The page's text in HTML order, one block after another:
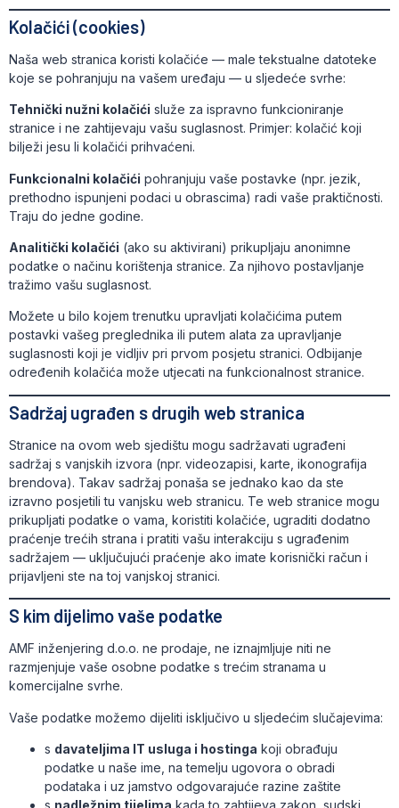
Kolačići (cookies)
Naša web stranica koristi kolačiće — male tekstualne datoteke
koje se pohranjuju na vašem uređaju — u sljedeće svrhe:
Tehnički nužni kolačići služe za ispravno funkcioniranje
stranice i ne zahtijevaju vašu suglasnost. Primjer: kolačić koji
bilježi jesu li kolačići prihvaćeni.
Funkcionalni kolačići pohranjuju vaše postavke (npr. jezik,
prethodno ispunjeni podaci u obrascima) radi vaše praktičnosti.
Traju do jedne godine.
Analitički kolačići (ako su aktivirani) prikupljaju anonimne
podatke o načinu korištenja stranice. Za njihovo postavljanje
tražimo vašu suglasnost.
Možete u bilo kojem trenutku upravljati kolačićima putem
postavki vašeg preglednika ili putem alata za upravljanje
suglasnosti koji je vidljiv pri prvom posjetu stranici. Odbijanje
određenih kolačića može utjecati na funkcionalnost stranice.
Sadržaj ugrađen s drugih web stranica
Stranice na ovom web sjedištu mogu sadržavati ugrađeni
sadržaj s vanjskih izvora (npr. videozapisi, karte, ikonografija
brendova). Takav sadržaj ponaša se jednako kao da ste
izravno posjetili tu vanjsku web stranicu. Te web stranice mogu
prikupljati podatke o vama, koristiti kolačiće, ugraditi dodatno
praćenje trećih strana i pratiti vašu interakciju s ugrađenim
sadržajem — uključujući praćenje ako imate korisnički račun i
prijavljeni ste na toj vanjskoj stranici.
S kim dijelimo vaše podatke
AMF inženjering d.o.o. ne prodaje, ne iznajmljuje niti ne
razmjenjuje vaše osobne podatke s trećim stranama u
komercijalne svrhe.
Vaše podatke možemo dijeliti isključivo u sljedećim slučajevima:
s davateljima IT usluga i hostinga koji obrađuju
podatke u naše ime, na temelju ugovora o obradi
podataka i uz jamstvo odgovarajuće razine zaštite
s nadležnim tijelima kada to zahtijeva zakon, sudski